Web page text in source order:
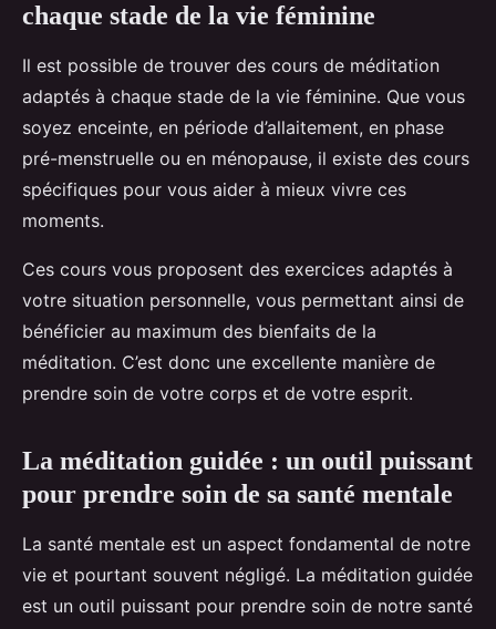
chaque stade de la vie féminine
Il est possible de trouver des cours de méditation
adaptés à chaque stade de la vie féminine. Que vous
soyez enceinte, en période d’allaitement, en phase
pré-menstruelle ou en ménopause, il existe des cours
spécifiques pour vous aider à mieux vivre ces
moments.
Ces cours vous proposent des exercices adaptés à
votre situation personnelle, vous permettant ainsi de
bénéficier au maximum des bienfaits de la
méditation. C’est donc une excellente manière de
prendre soin de votre corps et de votre esprit.
La méditation guidée : un outil puissant
pour prendre soin de sa santé mentale
La santé mentale est un aspect fondamental de notre
vie et pourtant souvent négligé. La méditation guidée
est un outil puissant pour prendre soin de notre santé